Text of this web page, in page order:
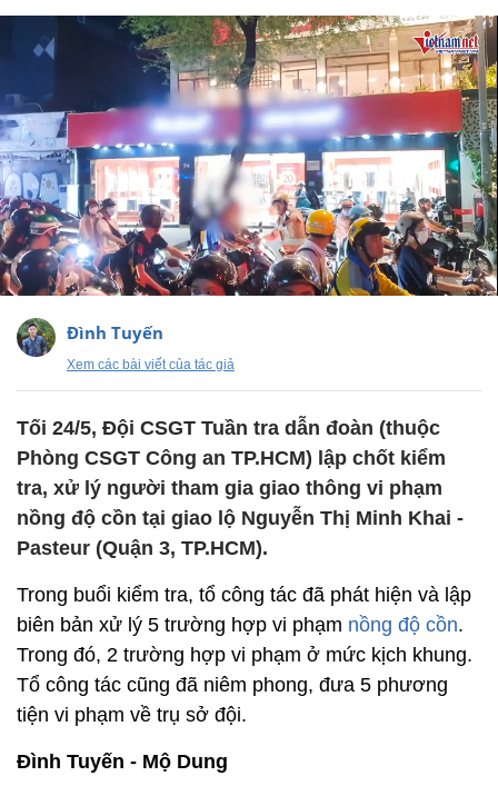
Đình Tuyến
Xem các bài viết của tác giả
Tối 24/5, Đội CSGT Tuần tra dẫn đoàn (thuộc
Phòng CSGT Công an TP.HCM) lập chốt kiểm
tra, xử lý người tham gia giao thông vi phạm
nồng độ cồn tại giao lộ Nguyễn Thị Minh Khai -
Pasteur (Quận 3, TP.HCM).
Trong buổi kiểm tra, tổ công tác đã phát hiện và lập
biên bản xử lý 5 trường hợp vi phạm nồng độ cồn.
Trong đó, 2 trường hợp vi phạm ở mức kịch khung.
Tổ công tác cũng đã niêm phong, đưa 5 phương
tiện vi phạm về trụ sở đội.
Đình Tuyến - Mộ Dung